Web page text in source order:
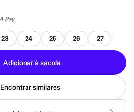
Pay
23 24 25 26 27
Adicionar à sacola
Encontrar similares